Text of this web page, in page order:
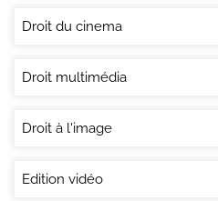
Droit du cinema
Droit multimédia
Droit à l'image
Edition vidéo